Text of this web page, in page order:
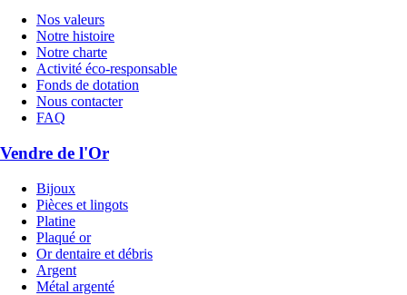
Nos valeurs
Notre histoire
Notre charte
Activité éco-responsable
Fonds de dotation
Nous contacter
FAQ
Vendre de l'Or
Bijoux
Pièces et lingots
Platine
Plaqué or
Or dentaire et débris
Argent
Métal argenté